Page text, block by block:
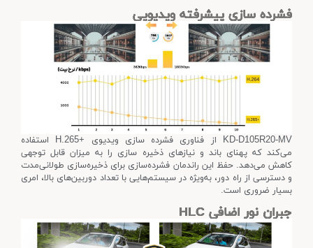
فشرده سازی پیشرفته ویدیویی
KD-D105R20-MV از فناوری فشرده سازی ویدیوی +H.265 استفاده
می‌کند که پهنای باند و نیازهای ذخیره سازی را به میزان قابل توجهی
کاهش می‌دهد. حفظ این راندمان فشرده‌سازی برای ذخیره‌سازی طولانی‌مدت
و دسترسی از راه دور، به‌ویژه در سیستم‌هایی با تعداد دوربین‌های بالا، امری
بسیار ضروری است.
جبران نور اضافی HLC